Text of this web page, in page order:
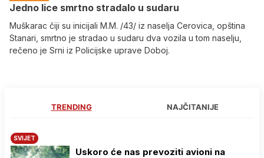
Јedno lice smrtno stradalo u sudaru
Muškarac čiji su inicijali M.M. /43/ iz naselja Cerovica, opština
Stanari, smrtno je stradao u sudaru dva vozila u tom naselju,
rečeno je Srni iz Policijske uprave Doboj.
TRENDING NAJČITANIJE
SVIJET
Uskoro će nas prevoziti avioni na